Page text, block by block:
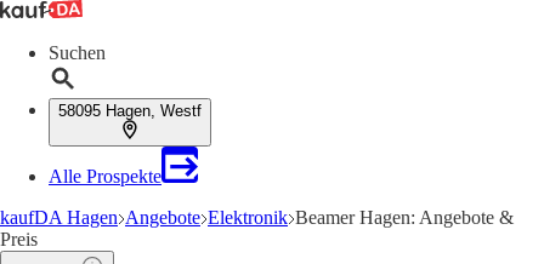
Suchen
58095 Hagen, Westf
Alle Prospekte
kaufDA Hagen Angebote Elektronik Beamer Hagen: Angebote &
Preis